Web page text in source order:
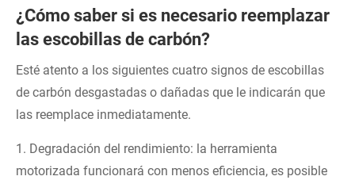
¿Cómo saber si es necesario reemplazar
las escobillas de carbón?
Esté atento a los siguientes cuatro signos de escobillas
de carbón desgastadas o dañadas que le indicarán que
las reemplace inmediatamente.
1. Degradación del rendimiento: la herramienta
motorizada funcionará con menos eficiencia, es posible